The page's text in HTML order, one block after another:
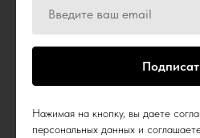
Нажимая на кнопку, вы даете
персональных данных и